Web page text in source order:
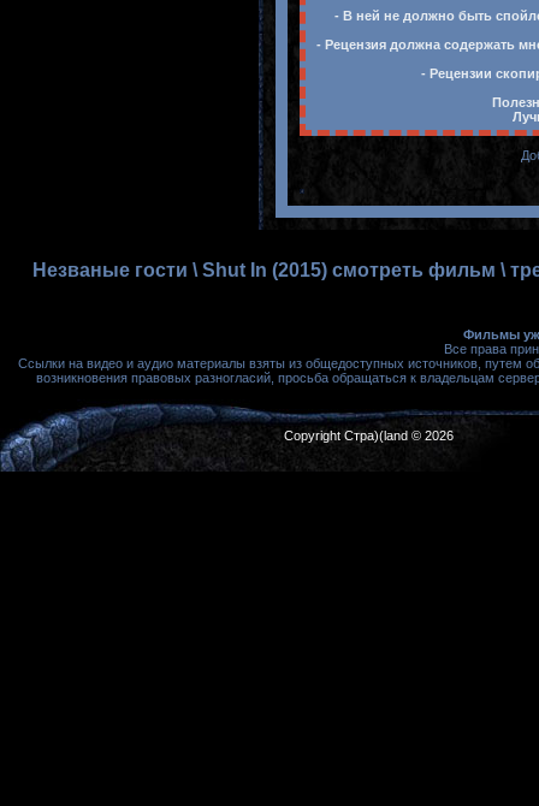
- В ней не должно быть
- Рецензия должна содержать
- Рецензии
Незваные гости \ Shut In (2015) смотреть фильм \
Фильмы
Все права
Ссылки на видео и аудио материалы взяты из общедоступных источников, путем
возникновения правовых разногласий, просьба обращаться к владельцам
Copyright Стра)(land © 2026